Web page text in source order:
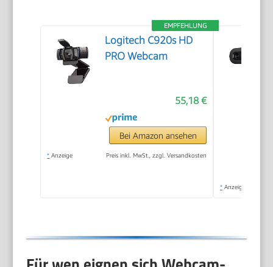
EMPFEHLUNG
Logitech C920s HD
PRO Webcam
55,18 €
Bei Amazon ansehen
* Anzeige Preis inkl. MwSt., zzgl. Versandkosten
* Anzeige